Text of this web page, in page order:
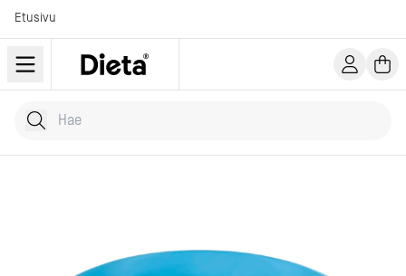
Etusivu
Hae tuotteita
Kirjoita hakusana...